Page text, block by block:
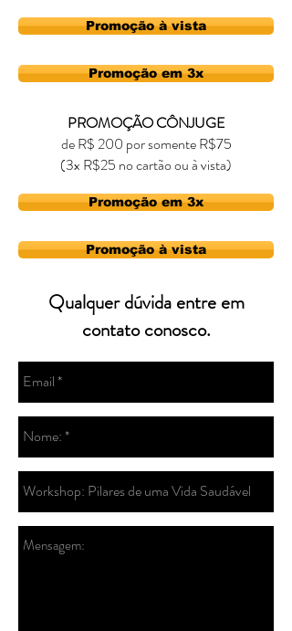
Promoção à vista
Promoção em 3x
PROMOÇÃO CÔNJUGE
de R$ 200 por somente R$75
(3x R$25 no cartão ou à vista)
Promoção em 3x
Promoção à vista
Qualquer dúvida entre em
contato conosco.